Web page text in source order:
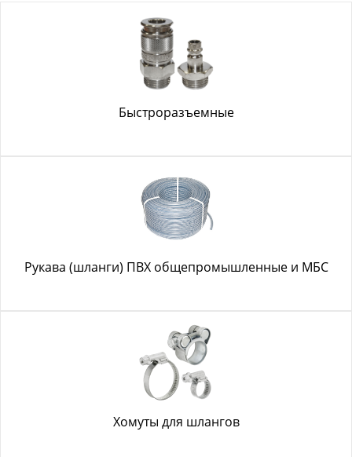
Быстроразъемные
Рукава (шланги) ПВХ общепромышленные и МБС
Хомуты для шлангов